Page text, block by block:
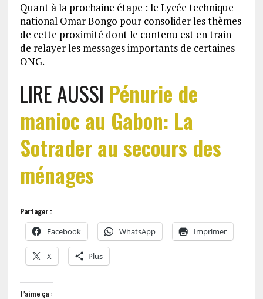
Quant à la prochaine étape : le Lycée technique
national Omar Bongo pour consolider les thèmes
de cette proximité dont le contenu est en train
de relayer les messages importants de certaines
ONG.
LIRE AUSSI Pénurie de
manioc au Gabon: La
Sotrader au secours des
ménages
Partager :
Facebook WhatsApp Imprimer
X Plus
J’aime ça :